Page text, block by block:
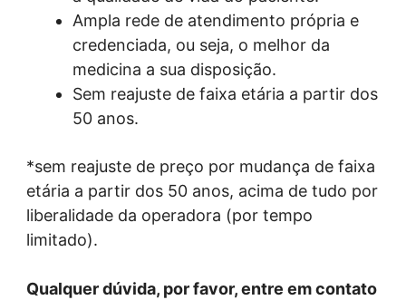
Ampla rede de atendimento própria e
credenciada, ou seja, o melhor da
medicina a sua disposição.
Sem reajuste de faixa etária a partir dos
50 anos.
*sem reajuste de preço por mudança de faixa
etária a partir dos 50 anos, acima de tudo por
liberalidade da operadora (por tempo
limitado).
Qualquer dúvida, por favor, entre em contato